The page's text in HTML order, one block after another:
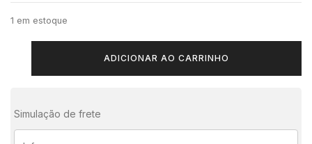
1 em estoque
ADICIONAR AO CARRINHO
Simulação de frete